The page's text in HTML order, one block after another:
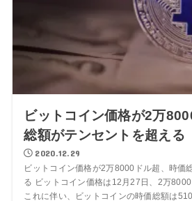
ビットコイン価格が2万
総額がテンセントを超える
2020.12.29
ビットコイン価格が2万8000ドル超、時価
る ビットコイン価格は12月27日、2万8000
これに伴い、ビットコインの時価総額は